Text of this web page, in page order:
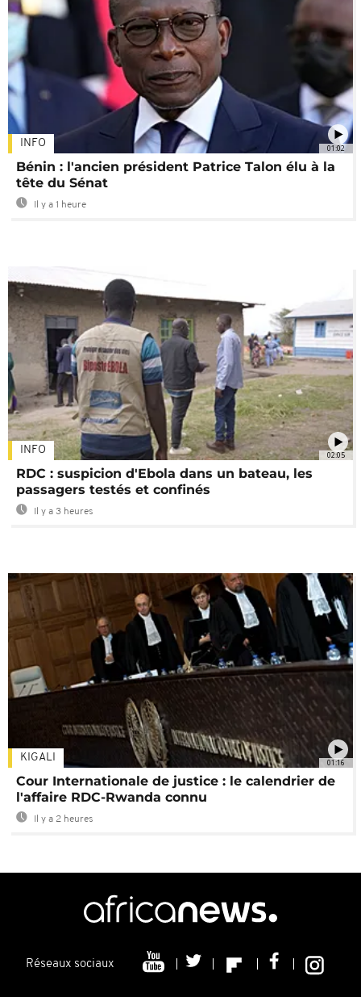
01:02
INFO
Bénin : l'ancien président Patrice Talon élu à la
tête du Sénat
Il y a 1 heure
02:05
INFO
RDC : suspicion d'Ebola dans un bateau, les
passagers testés et confinés
Il y a 3 heures
01:16
KIGALI
Cour Internationale de justice : le calendrier de
l'affaire RDC-Rwanda connu
Il y a 2 heures
Réseaux sociaux